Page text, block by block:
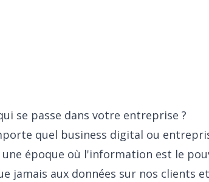
se passe dans votre entreprise ?
quel business digital ou
une époque où l'information est le
jamais aux données sur nos clients